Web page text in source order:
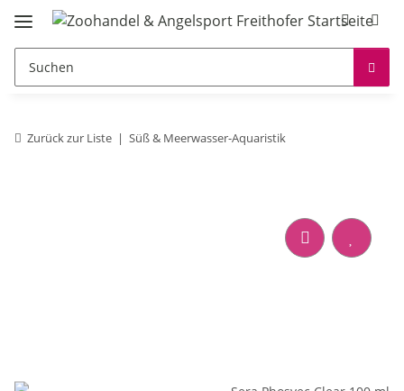
Zurück zur Liste Süß & Meerwasser-Aquaristik